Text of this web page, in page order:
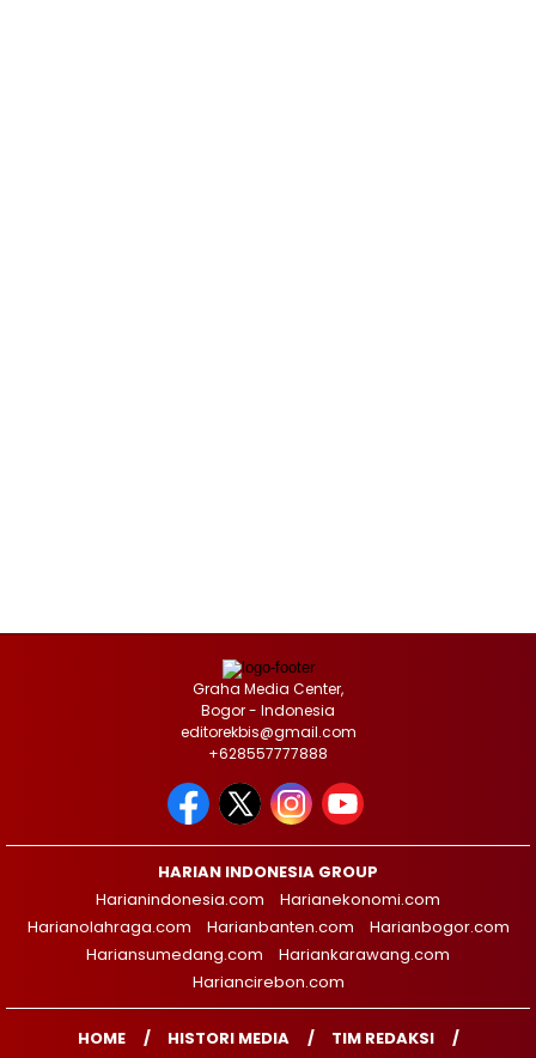
Graha Media Center,
Bogor - Indonesia
editorekbis@gmail.com
+628557777888
HARIAN INDONESIA GROUP
Harianindonesia.com
Harianekonomi.com
Harianolahraga.com
Harianbanten.com
Harianbogor.com
Hariansumedang.com
Hariankarawang.com
Hariancirebon.com
HOME HISTORI MEDIA TIM REDAKSI